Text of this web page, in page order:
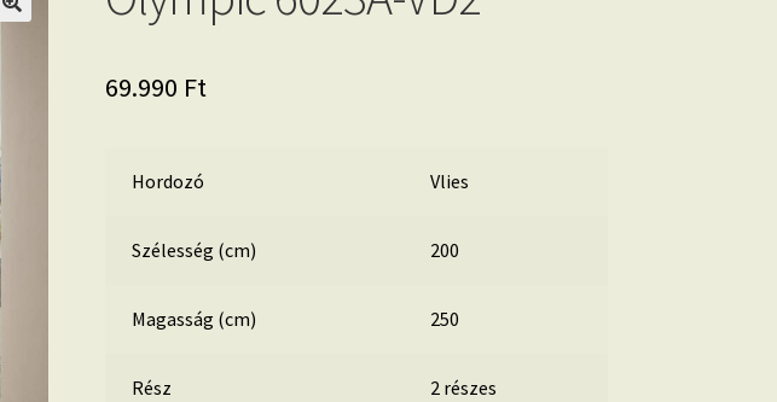
69.990 Ft
Hordozó Vlies
Szélesség (cm) 200
Magasság (cm) 250
Rész 2 részes